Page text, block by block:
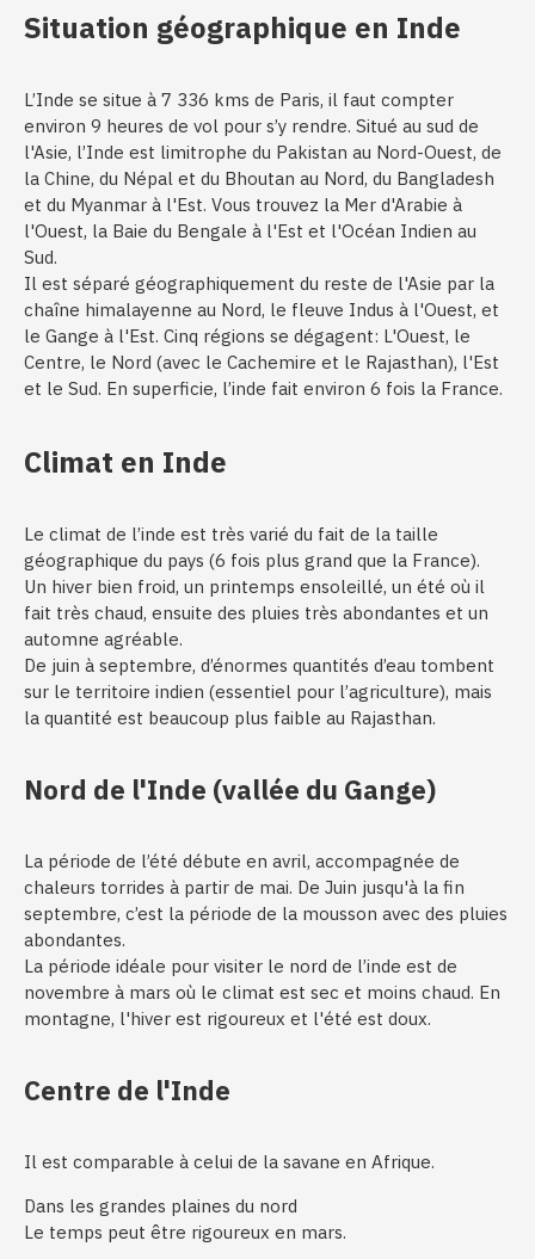
Situation géographique en Inde
L’Inde se situe à 7 336 kms de Paris, il faut compter
environ 9 heures de vol pour s’y rendre. Situé au sud de
l'Asie, l’Inde est limitrophe du Pakistan au Nord-Ouest, de
la Chine, du Népal et du Bhoutan au Nord, du Bangladesh
et du Myanmar à l'Est. Vous trouvez la Mer d'Arabie à
l'Ouest, la Baie du Bengale à l'Est et l'Océan Indien au
Sud.
Il est séparé géographiquement du reste de l'Asie par la
chaîne himalayenne au Nord, le fleuve Indus à l'Ouest, et
le Gange à l'Est. Cinq régions se dégagent: L'Ouest, le
Centre, le Nord (avec le Cachemire et le Rajasthan), l'Est
et le Sud. En superficie, l’inde fait environ 6 fois la France.
Climat en Inde
Le climat de l’inde est très varié du fait de la taille
géographique du pays (6 fois plus grand que la France).
Un hiver bien froid, un printemps ensoleillé, un été où il
fait très chaud, ensuite des pluies très abondantes et un
automne agréable.
De juin à septembre, d’énormes quantités d’eau tombent
sur le territoire indien (essentiel pour l’agriculture), mais
la quantité est beaucoup plus faible au Rajasthan.
Nord de l'Inde (vallée du Gange)
La période de l’été débute en avril, accompagnée de
chaleurs torrides à partir de mai. De Juin jusqu'à la fin
septembre, c’est la période de la mousson avec des pluies
abondantes.
La période idéale pour visiter le nord de l’inde est de
novembre à mars où le climat est sec et moins chaud. En
montagne, l'hiver est rigoureux et l'été est doux.
Centre de l'Inde
Il est comparable à celui de la savane en Afrique.
Dans les grandes plaines du nord
Le temps peut être rigoureux en mars.